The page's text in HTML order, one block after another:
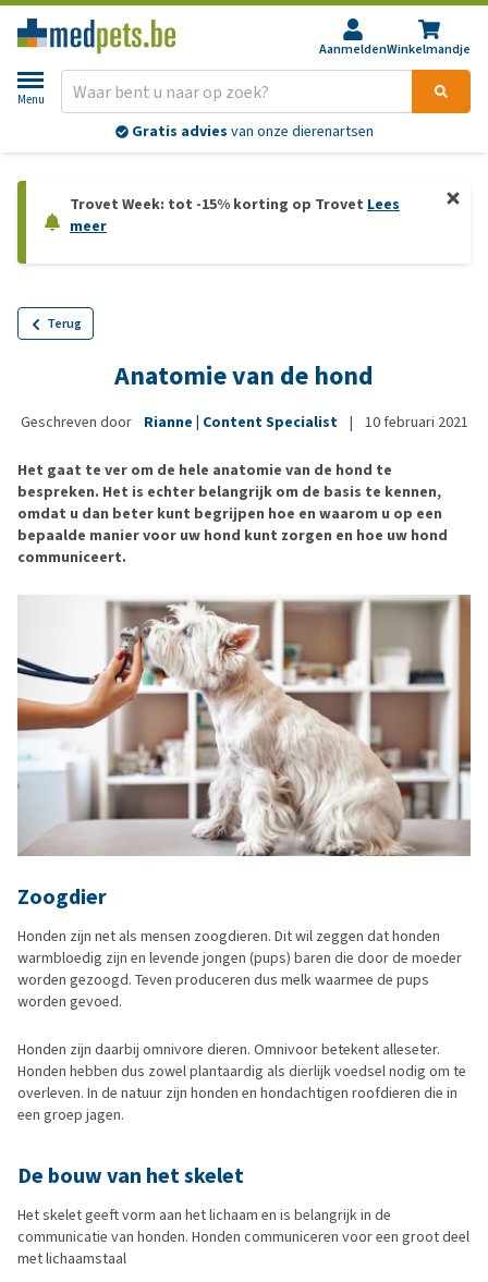
AanmeldenWinkelmandje
Menu
Gratis advies van onze dierenartsen
Trovet Week: tot -15% korting op Trovet Lees
meer
Terug
Anatomie van de hond
Geschreven door Rianne | Content Specialist | 10 februari 2021
Het gaat te ver om de hele anatomie van de hond te
bespreken. Het is echter belangrijk om de basis te kennen,
omdat u dan beter kunt begrijpen hoe en waarom u op een
bepaalde manier voor uw hond kunt zorgen en hoe uw hond
communiceert.
Zoogdier
Honden zijn net als mensen zoogdieren. Dit wil zeggen dat honden
warmbloedig zijn en levende jongen (pups) baren die door de moeder
worden gezoogd. Teven produceren dus melk waarmee de pups
worden gevoed.
Honden zijn daarbij omnivore dieren. Omnivoor betekent alleseter.
Honden hebben dus zowel plantaardig als dierlijk voedsel nodig om te
overleven. In de natuur zijn honden en hondachtigen roofdieren die in
een groep jagen.
De bouw van het skelet
Het skelet geeft vorm aan het lichaam en is belangrijk in de
communicatie van honden. Honden communiceren voor een groot deel
met lichaamstaal